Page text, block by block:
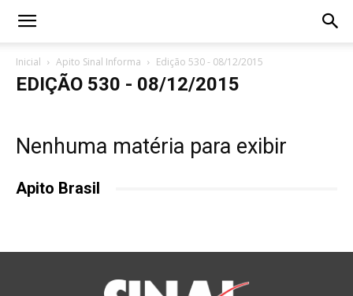
Inicial Apito Sinal Informa Edição 530 - 08/12/2015
EDIÇÃO 530 - 08/12/2015
Nenhuma matéria para exibir
Apito Brasil